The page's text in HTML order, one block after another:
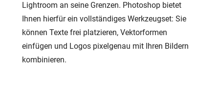
Lightroom an seine Grenzen. Photoshop bietet
Ihnen hierfür ein vollständiges Werkzeugset: Sie
können Texte frei platzieren, Vektorformen
einfügen und Logos pixelgenau mit Ihren Bildern
kombinieren.